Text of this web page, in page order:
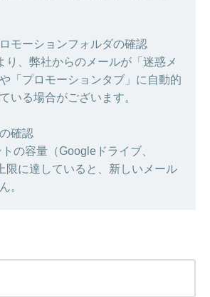
モーションフォルダの確認
り、弊社からのメールが「迷惑メ
「プロモーションタブ」に自動的
いる場合がございます。
確認
の容量（Googleドライブ、
限に達していると、新しいメール
。